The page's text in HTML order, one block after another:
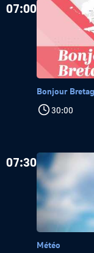
07:00
Bonjour
30:00
07:30
Météo